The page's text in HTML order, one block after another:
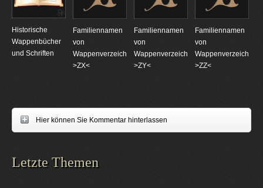
Historische
Wappenbücher
und Schriften
Familiennamen
von
Wappenverzeichnungen
>ZX<
Familiennamen
von
Wappenverzeichnungen
>ZY<
Familiennamen
von
>ZZ<
Hier können Sie Kommentar hinterlassen
Letzte Themen